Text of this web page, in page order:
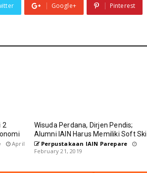
Google+ Pinterest
2
April
Wisuda Perdana, Dirjen Pendis;
Alumni IAIN Harus Memiliki Soft Skill
Perpustakaan IAIN Parepare
February 21, 2019